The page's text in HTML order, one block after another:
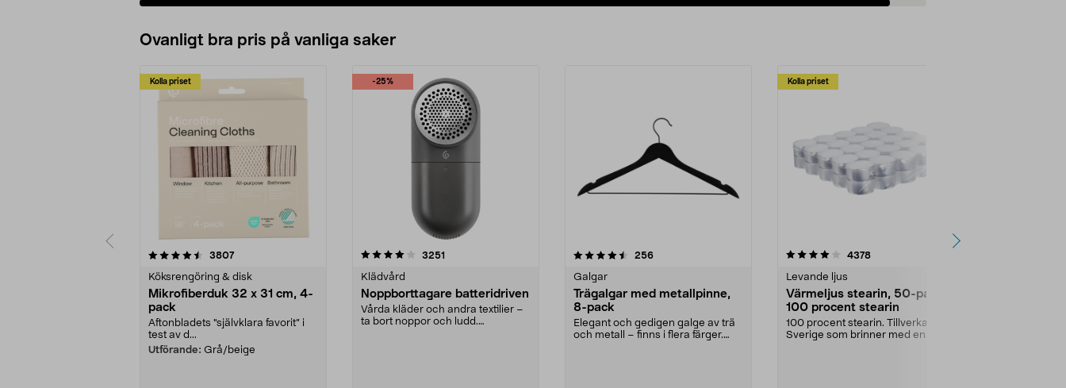
Ovanligt bra pris på vanliga saker
Kolla priset
3807recensioner
Köksrengöring & disk
Mikrofiberduk 32 x 31 cm, 4-
pack
Aftonbladets "självklara favorit” i
test av d...
Utförande: Grå/beige
-25%
4.0av 5 stjärnor 3251
Klädvård
Noppborttagare batteridriven
Vårda kläder och andra textilier –
ta bort noppor och ludd.
4.5av 5 stjärnor 256recensioner
Galgar
Trägalgar med metallpinne,
8-pack
Elegant och gedigen galge av trä
och metall – finns i flera färger.
Kolla priset
4.0av 5 stjärnor 4378recensioner
Levande ljus
Värmeljus stearin, 50-pack,
100 procent stearin
100 procent stearin. Tillverkade i
Sverige som brinner med en
4.5av 5 stjärnor